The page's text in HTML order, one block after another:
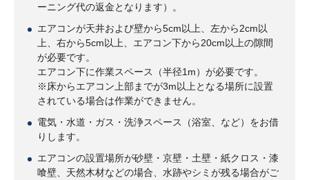
ーニング代の返金となります）。
エアコンが天井および壁から5cm以上、左から2cm以
上、右から5cm以上、エアコン下から20cm以上の隙間
が必要です。
エアコン下に作業スペース（半径1m）が必要です。
※床からエアコン上部までが3m以上となる場所に設置
されている場合は作業ができません。
電気・水道・ガス・洗浄スペース（浴室、など）をお借
りします。
エアコンの設置場所が砂壁・京壁・土壁・紙クロス・漆
喰壁、天然木材などの場合、水跡やシミが残る場合がご